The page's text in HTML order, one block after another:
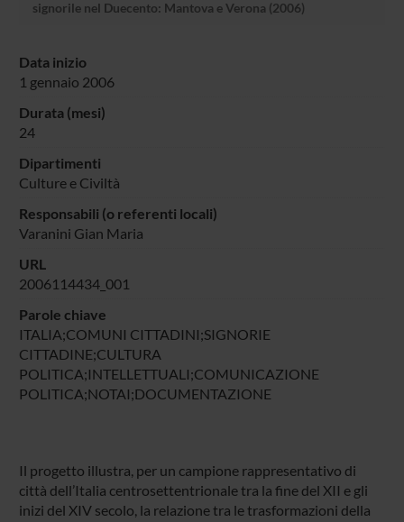
signorile nel Duecento: Mantova e Verona (2006)
Data inizio
1 gennaio 2006
Durata (mesi)
24
Dipartimenti
Culture e Civiltà
Responsabili (o referenti locali)
Varanini Gian Maria
URL
2006114434_001
Parole chiave
ITALIA;COMUNI CITTADINI;SIGNORIE
CITTADINE;CULTURA
POLITICA;INTELLETTUALI;COMUNICAZIONE
POLITICA;NOTAI;DOCUMENTAZIONE
Il progetto illustra, per un campione rappresentativo di
città dell’Italia centrosettentrionale tra la fine del XII e gli
inizi del XIV secolo, la relazione tra le trasformazioni della